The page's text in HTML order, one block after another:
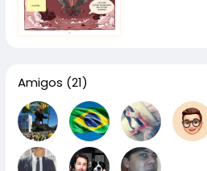
Amigos (21)